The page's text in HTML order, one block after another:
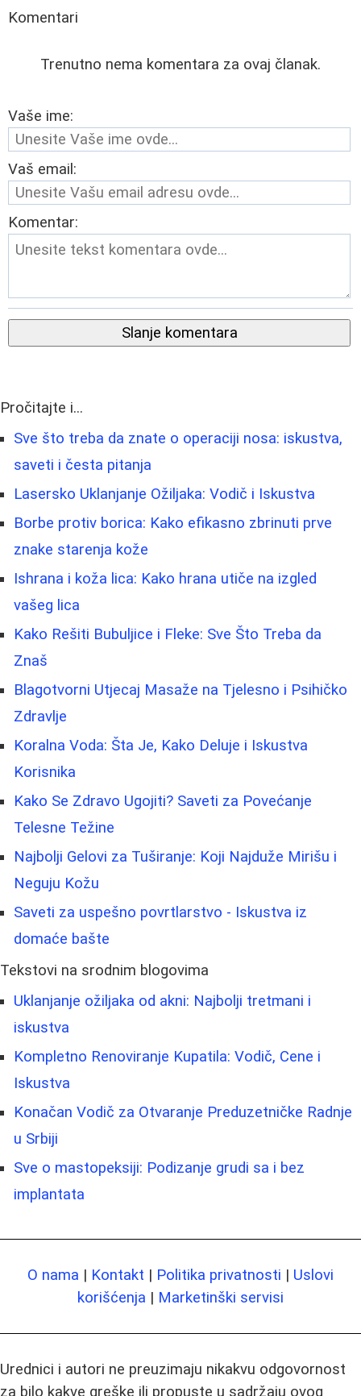
Komentari
Trenutno nema komentara za ovaj članak.
Vaše ime:
Vaš email:
Komentar:
Slanje komentara
Pročitajte i...
Sve što treba da znate o operaciji nosa: iskustva,
saveti i česta pitanja
Lasersko Uklanjanje Ožiljaka: Vodič i Iskustva
Borbe protiv borica: Kako efikasno zbrinuti prve
znake starenja kože
Ishrana i koža lica: Kako hrana utiče na izgled
vašeg lica
Kako Rešiti Bubuljice i Fleke: Sve Što Treba da
Znaš
Blagotvorni Utjecaj Masaže na Tjelesno i Psihičko
Zdravlje
Koralna Voda: Šta Je, Kako Deluje i Iskustva
Korisnika
Kako Se Zdravo Ugojiti? Saveti za Povećanje
Telesne Težine
Najbolji Gelovi za Tuširanje: Koji Najduže Mirišu i
Neguju Kožu
Saveti za uspešno povrtlarstvo - Iskustva iz
domaće bašte
Tekstovi na srodnim blogovima
Uklanjanje ožiljaka od akni: Najbolji tretmani i
iskustva
Kompletno Renoviranje Kupatila: Vodič, Cene i
Iskustva
Konačan Vodič za Otvaranje Preduzetničke Radnje
u Srbiji
Sve o mastopeksiji: Podizanje grudi sa i bez
implantata
O nama | Kontakt | Politika privatnosti | Uslovi
korišćenja | Marketinški servisi
Urednici i autori ne preuzimaju nikakvu odgovornost
za bilo kakve greške ili propuste u sadržaju ovog